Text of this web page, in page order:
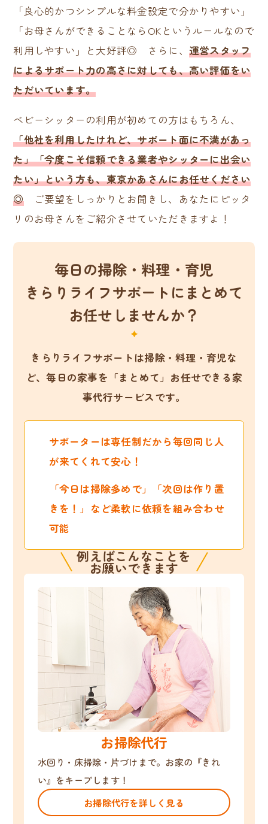
「良心的かつシンプルな料金設定で分かりやすい」
「お母さんができることならOKというルールなので
利用しやすい」と大好評◎ さらに、 運営スタッフ
によるサポート力の高さに対しても、高い評価をい
ただいています。
ベビーシッターの利用が初めての方はもちろん、
「他社を利用したけれど、サポート面に不満があっ
た」「今度こそ信頼できる業者やシッターに出会い
たい」という方も、東京かあさんにお任せください
◎ご要望をしっかりとお聞きし、あなたにピッタ
リのお母さんをご紹介させていただきますよ！
毎日の掃除・料理・育児
きらりライフサポートにまとめて
お任せしませんか？
きらりライフサポートは掃除・料理・育児な
ど、毎日の家事を「まとめて」お任せできる家
事代行サービスです。
サポーターは専任制だから毎回同じ人
が来てくれて安心！
「今日は掃除多めで」「次回は作り置
きを！」など柔軟に依頼を組み合わせ
可能
例えばこんなことを
お願いできます
お掃除代行
水回り・床掃除・片づけまで。お家の『きれ
い』をキープします！
お掃除代行を詳しく見る